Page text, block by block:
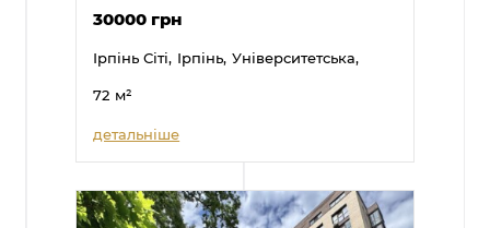
30000 грн
Ірпінь Сіті, Ірпінь, Університетська,
72 м²
детальніше